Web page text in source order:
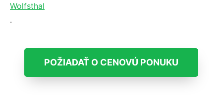
Wolfsthal
.
POŽIADAŤ O CENOVÚ PONUKU